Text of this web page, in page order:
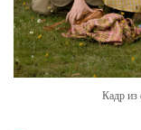
Кадр из